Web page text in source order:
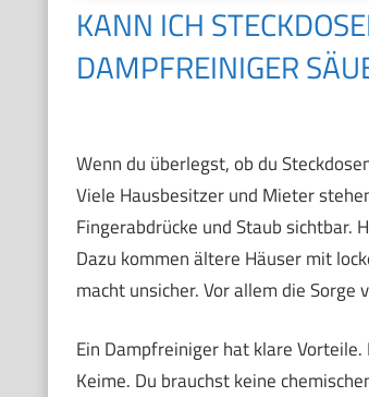
KANN ICH
DAMPFREINIGER
Wenn du überlegst, ob du
Viele Hausbesitzer und Mieter
Fingerabdrücke und Staub sichtbar.
Dazu kommen ältere Häuser mit
macht unsicher. Vor allem die
Ein Dampfreiniger hat klare
Keime. Du brauchst keine